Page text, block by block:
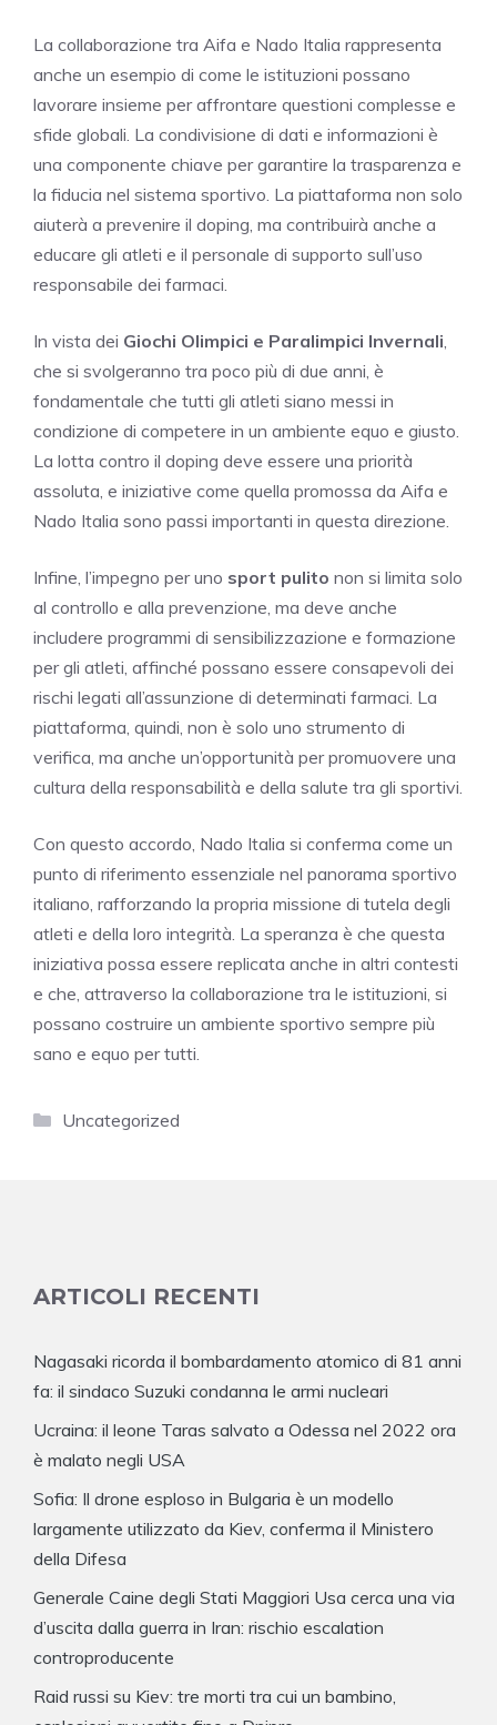
La collaborazione tra Aifa e Nado Italia rappresenta
anche un esempio di come le istituzioni possano
lavorare insieme per affrontare questioni complesse e
sfide globali. La condivisione di dati e informazioni è
una componente chiave per garantire la trasparenza e
la fiducia nel sistema sportivo. La piattaforma non solo
aiuterà a prevenire il doping, ma contribuirà anche a
educare gli atleti e il personale di supporto sull’uso
responsabile dei farmaci.
In vista dei Giochi Olimpici e Paralimpici Invernali
che si svolgeranno tra poco più di due anni, è
fondamentale che tutti gli atleti siano messi in
condizione di competere in un ambiente equo e giusto.
La lotta contro il doping deve essere una priorità
assoluta, e iniziative come quella promossa da Aifa e
Nado Italia sono passi importanti in questa direzione.
Infine, l’impegno per uno sport pulito non si limita solo
al controllo e alla prevenzione, ma deve anche
includere programmi di sensibilizzazione e formazione
per gli atleti, affinché possano essere consapevoli dei
rischi legati all’assunzione di determinati farmaci. La
piattaforma, quindi, non è solo uno strumento di
verifica, ma anche un’opportunità per promuovere una
cultura della responsabilità e della salute tra gli sportivi.
Con questo accordo, Nado Italia si conferma come un
punto di riferimento essenziale nel panorama sportivo
italiano, rafforzando la propria missione di tutela degli
atleti e della loro integrità. La speranza è che questa
iniziativa possa essere replicata anche in altri contesti
e che, attraverso la collaborazione tra le istituzioni, si
possano costruire un ambiente sportivo sempre più
sano e equo per tutti.
Categorie
Uncategorized
ARTICOLI RECENTI
Nagasaki ricorda il bombardamento atomico di 81 anni
fa: il sindaco Suzuki condanna le armi nucleari
Ucraina: il leone Taras salvato a Odessa nel 2022 ora
è malato negli USA
Sofia: Il drone esploso in Bulgaria è un modello
largamente utilizzato da Kiev, conferma il Ministero
della Difesa
Generale Caine degli Stati Maggiori Usa cerca una via
d’uscita dalla guerra in Iran: rischio escalation
controproducente
Raid russi su Kiev: tre morti tra cui un bambino,